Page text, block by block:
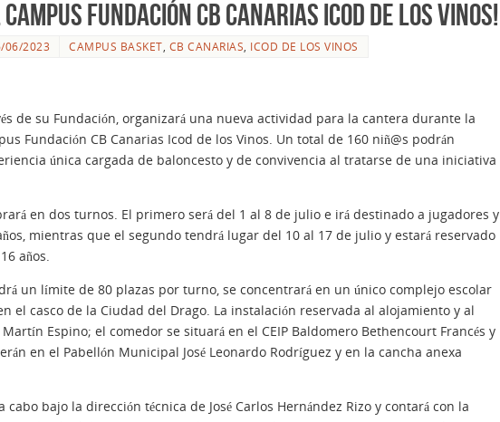
FUNDACIÓN CB CANARIAS ICOD DE LOS VINOS!
06/2023 CAMPUS BASKET CB CANARIAS ICOD DE LOS VINOS
de su Fundación, organizará una nueva actividad para la cantera durante la
Fundación CB Canarias Icod de los Vinos. Un total de 160 niñ@s podrán
única cargada de baloncesto y de convivencia al tratarse de una iniciativa
en dos turnos. El primero será del 1 al 8 de julio e irá destinado a jugadores y
mientras que el segundo tendrá lugar del 10 al 17 de julio y estará reservado
años.
un límite de 80 plazas por turno, se concentrará en un único complejo escolar
el casco de la Ciudad del Drago. La instalación reservada al alojamiento y al
Martín Espino; el comedor se situará en el CEIP Baldomero Bethencourt Francés y
en el Pabellón Municipal José Leonardo Rodríguez y en la cancha anexa
cabo bajo la dirección técnica de José Carlos Hernández Rizo y contará con la